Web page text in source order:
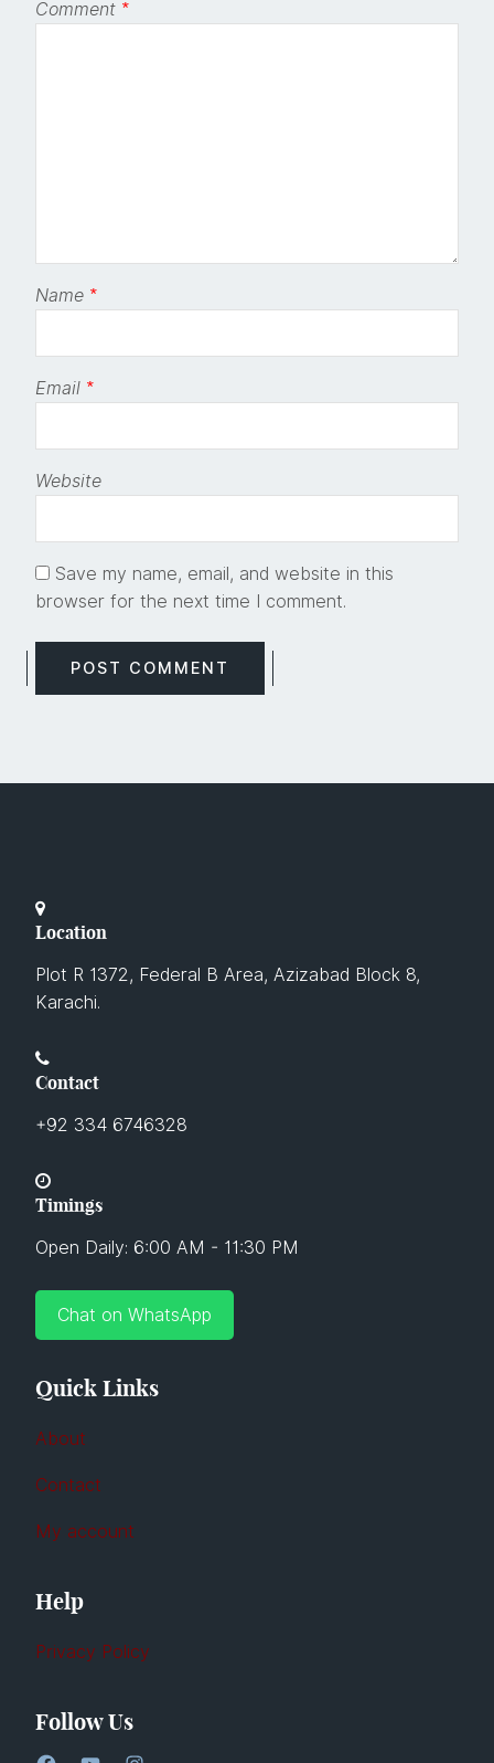
Comment *
Name *
Email *
Website
Save my name, email, and website in this
browser for the next time I comment.
Location
Plot R 1372, Federal B Area, Azizabad Block 8,
Karachi.
Contact
+92 334 6746328
Timings
Open Daily: 6:00 AM - 11:30 PM
Chat on WhatsApp
Quick Links
About
Contact
My account
Help
Privacy Policy
Follow Us